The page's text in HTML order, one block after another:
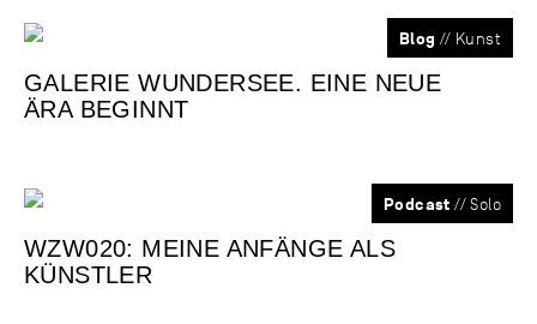
Blog // Kunst
GALERIE WUNDERSEE. EINE NEUE
ÄRA BEGINNT
Podcast // Solo
WZW020: MEINE ANFÄNGE ALS
KÜNSTLER